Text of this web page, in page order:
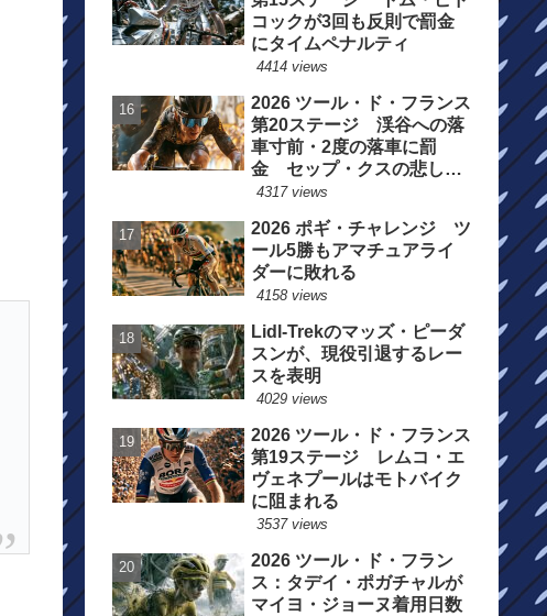
コックが3回も反則で罰金
にタイムペナルティ
4414 views
2026 ツール・ド・フランス
第20ステージ 渓谷への落
車寸前・2度の落車に罰
金 セップ・クスの悲しい
一日
4317 views
2026 ポギ・チャレンジ ツ
ール5勝もアマチュアライ
ダーに敗れる
4158 views
Lidl-Trekのマッズ・ピーダ
スンが、現役引退するレー
スを表明
4029 views
2026 ツール・ド・フランス
第19ステージ レムコ・エ
ヴェネプールはモトバイク
に阻まれる
3537 views
2026 ツール・ド・フラン
ス：タデイ・ポガチャルが
マイヨ・ジョーヌ着用日数